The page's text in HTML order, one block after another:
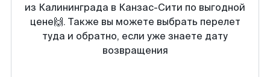
из Калининграда в Канзас-Сити по выгодной
цене🙌. Также вы можете выбрать перелет
туда и обратно, если уже знаете дату
возвращения